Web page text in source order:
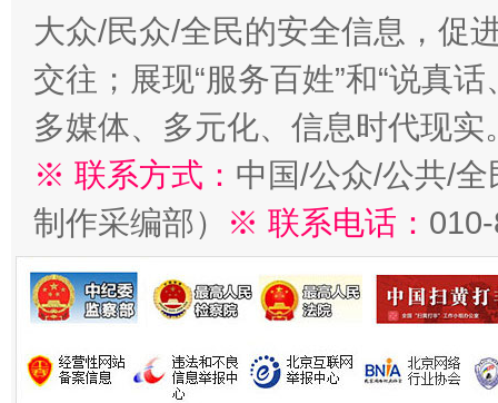
大众/民众/全民的安全信息，促
交往；展现“服务百姓”和“说真
多媒体、多元化、信息时代现实
※ 联系方式： 中国/公众/公共/
制作采编部）
※ 联系电话：